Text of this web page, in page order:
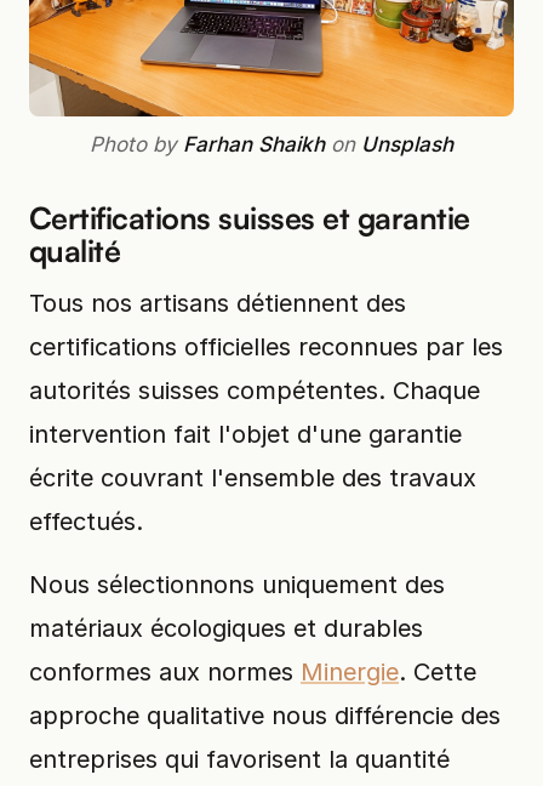
Photo by Farhan Shaikhon Unsplash
Certifications suisses et garantie
qualité
Tous nos artisans détiennent des
certifications officielles reconnues par les
autorités suisses compétentes. Chaque
intervention fait l'objet d'une garantie
écrite couvrant l'ensemble des travaux
effectués.
Nous sélectionnons uniquement des
matériaux écologiques et durables
conformes aux normes Minergie. Cette
approche qualitative nous différencie des
entreprises qui favorisent la quantité